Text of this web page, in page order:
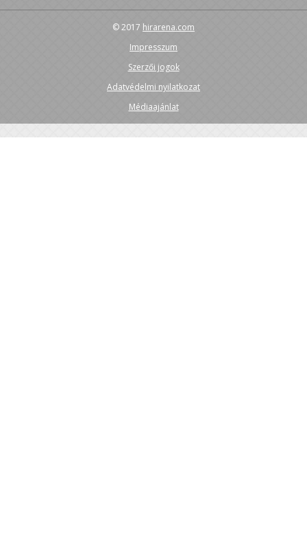
© 2017 hirarena.com
Impresszum
Szerzői jogok
Adatvédelmi nyilatkozat
Médiaajánlat